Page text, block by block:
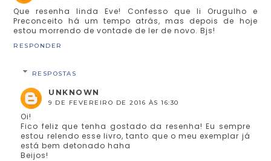
Que resenha linda Eve! Confesso que li Orugulho e
Preconceito há um tempo atrás, mas depois de hoje
estou morrendo de vontade de ler de novo. Bjs!
RESPONDER
RESPOSTAS
UNKNOWN
9 DE FEVEREIRO DE 2016 ÀS 16:30
Oi!
Fico feliz que tenha gostado da resenha! Eu sempre
estou relendo esse livro, tanto que o meu exemplar já
está bem detonado haha
Beijos!